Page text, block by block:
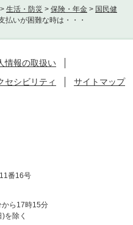
> 生活・防災 > 保険・年金 > 国民健
払いが困難な時は・・・
情報の取扱い
セシビリティ サイトマップ
番16号
から17時15分
を除く